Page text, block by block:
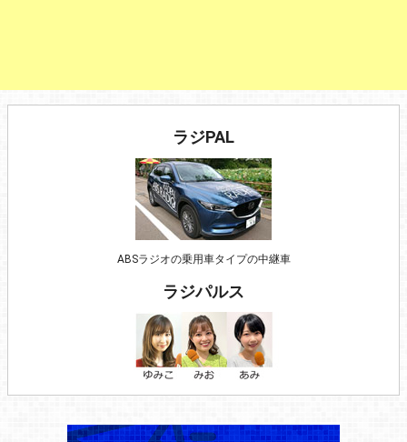
ラジPAL
ABSラジオの乗用車タイプの中継車
ラジパルス